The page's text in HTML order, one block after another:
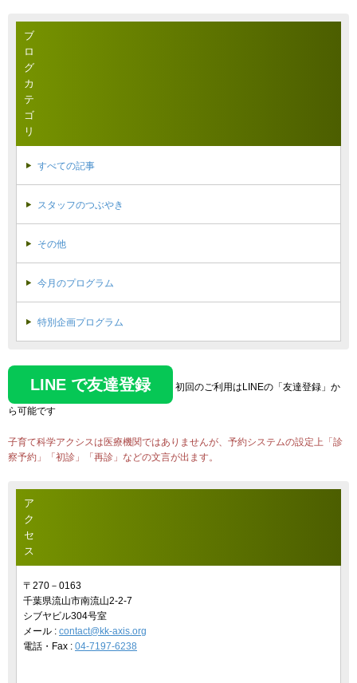
ブ
ロ
グ
カ
テ
ゴ
リ
すべての記事
スタッフのつぶやき
その他
今月のプログラム
特別企画プログラム
LINE で友達登録 初回のご利用はLINEの「友達登録」か
ら可能です
子育て科学アクシスは医療機関ではありませんが、予約システムの設定上「診
察予約」「初診」「再診」などの文言が出ます。
ア
ク
セ
ス
〒270－0163
千葉県流山市南流山2-2-7
シブヤビル304号室
メール : contact@kk-axis.org
電話・Fax : 04-7197-6238